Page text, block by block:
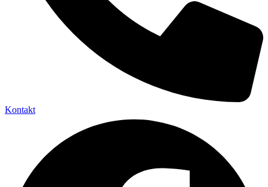
Kontakt